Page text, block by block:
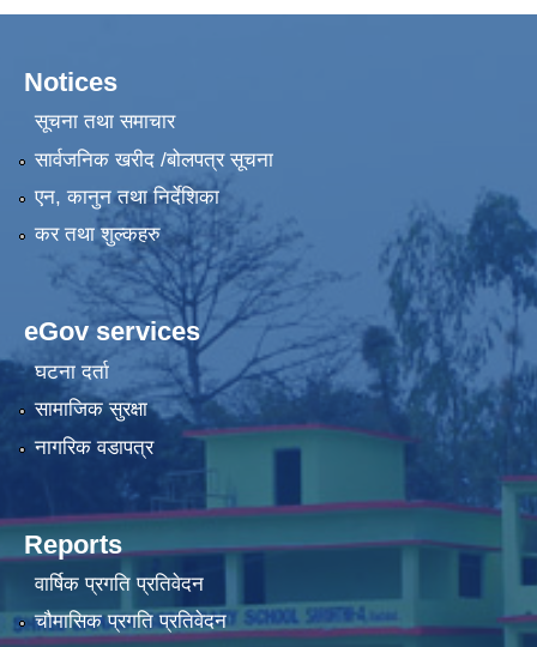
Notices
सूचना तथा समाचार
सार्वजनिक खरीद /बोलपत्र सूचना
एन, कानुन तथा निर्देशिका
कर तथा शुल्कहरु
eGov services
घटना दर्ता
सामाजिक सुरक्षा
नागरिक वडापत्र
Reports
वार्षिक प्रगति प्रतिवेदन
चौमासिक प्रगति प्रतिवेदन